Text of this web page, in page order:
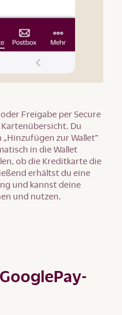
Freigabe per Secure
Du
zur Wallet”
in die Wallet
ob die Kreditkarte die
erhältst du eine
und kannst deine
und nutzen.